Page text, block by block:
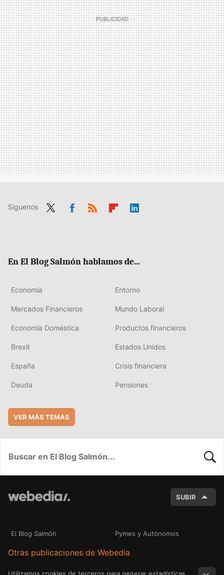
Síguenos
En El Blog Salmón hablamos de...
Economía Entorno
Mercados Financieros Mundo Laboral
Economía Doméstica Productos financieros
Brexit Estados Unidos
España Crisis financiera
Deuda Pensiones
VER MÁS TEMAS
SUBIR
El Blog Salmón Pymes y Autónomos
Otras publicaciones de Webedia